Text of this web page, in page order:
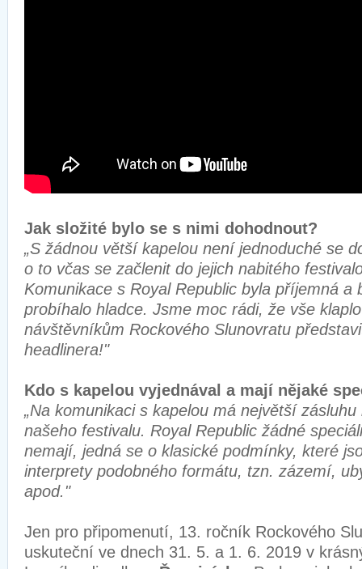
Jak složité bylo se s nimi dohodnout?
„S žádnou větší kapelou není jednoduché se
o to včas se začlenit do jejich nabitého
Komunikace s Royal Republic byla příjemná a
probíhalo hladce. Jsme moc rádi, že vše
návštěvníkům Rockového Slunovratu
headlinera!"
Kdo s kapelou vyjednával a mají nějaké
„Na komunikaci s kapelou má největší
našeho festivalu. Royal Republic žádné
nemají, jedná se o klasické podmínky, které
interprety podobného formátu, tzn. zázemí,
apod."
Jen pro připomenutí, 13. ročník Rockového
uskuteční ve dnech 31. 5. a 1. 6. 2019 v